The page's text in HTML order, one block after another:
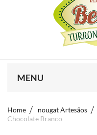
MENU
Home nougat Artesãos
Chocolate Branco